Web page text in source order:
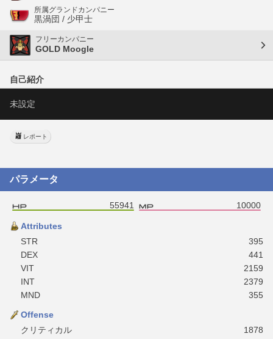
所属グランドカンパニー
黒渦団 / 少甲士
フリーカンパニー
GOLD Moogle
自己紹介
未設定
レポート
パラメータ
55941 10000
Attributes
STR
395
DEX
441
VIT
2159
INT
2379
MND
355
Offense
クリティカル
1878